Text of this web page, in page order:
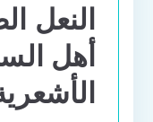
النعل
أهل